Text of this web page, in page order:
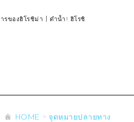
ความแออัดของสิ่งอำนวยความสะดวก
ตั๋วเที่ยวคุ้มค่าตั๋วเที่ยวคุ้มค่า
HOME จุดหมายปลายทาง